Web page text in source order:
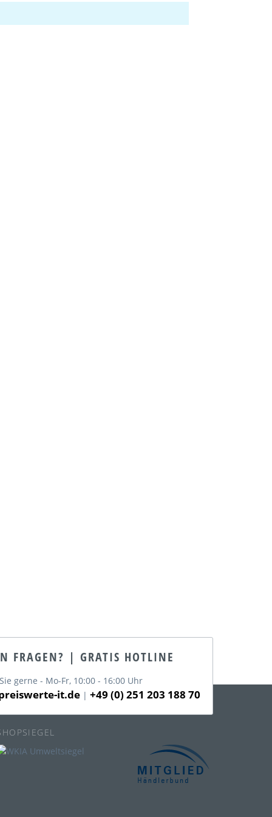
FRAGEN? | GRATIS HOTLINE
gerne - Mo-Fr, 10:00 - 16:00 Uhr
it.de | +49 (0) 251 203 188 70